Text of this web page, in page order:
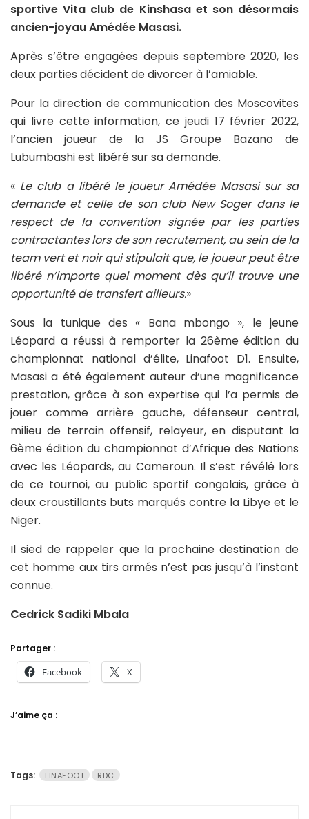
sportive Vita club de Kinshasa et son désormais
ancien-joyau Amédée Masasi.
Après s’être engagées depuis septembre 2020, les
deux parties décident de divorcer à l’amiable.
Pour la direction de communication des Moscovites
qui livre cette information, ce jeudi 17 février 2022,
l’ancien joueur de la JS Groupe Bazano de
Lubumbashi est libéré sur sa demande.
« Le club a libéré le joueur Amédée Masasi sur sa
demande et celle de son club New Soger dans le
respect de la convention signée par les parties
contractantes lors de son recrutement, au sein de la
team vert et noir qui stipulait que, le joueur peut être
libéré n’importe quel moment dès qu’il trouve une
opportunité de transfert ailleurs.»
Sous la tunique des « Bana mbongo », le jeune
Léopard a réussi à remporter la 26ème édition du
championnat national d’élite, Linafoot D1. Ensuite,
Masasi a été également auteur d’une magnificence
prestation, grâce à son expertise qui l’a permis de
jouer comme arrière gauche, défenseur central,
milieu de terrain offensif, relayeur, en disputant la
6ème édition du championnat d’Afrique des Nations
avec les Léopards, au Cameroun. Il s’est révélé lors
de ce tournoi, au public sportif congolais, grâce à
deux croustillants buts marqués contre la Libye et le
Niger.
Il sied de rappeler que la prochaine destination de
cet homme aux tirs armés n’est pas jusqu’à l’instant
connue.
Cedrick Sadiki Mbala
Partager :
Facebook X
J’aime ça :
Tags: LINAFOOT RDC